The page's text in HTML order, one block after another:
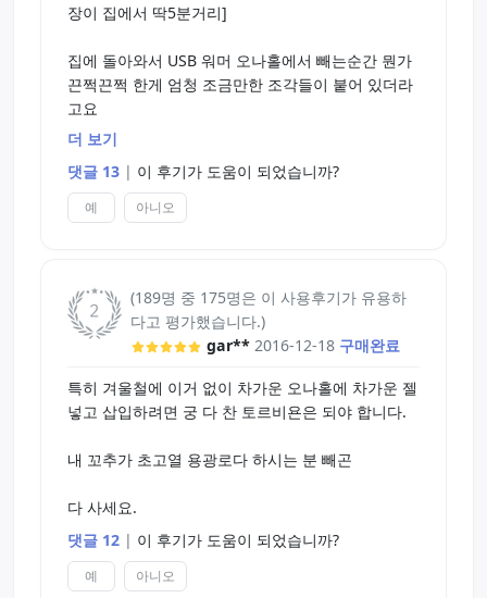
장이 집에서 딱5분거리]
집에 돌아와서 USB 워머 오나홀에서 빼는순간 뭔가
끈쩍끈쩍 한게 엄청 조금만한 조각들이 붙어 있더라
고요
들이 붙었더라고요 왕복10분만에 녹아버린거죠...
"아 시발..." 하면서 오나홀 상태 살펴봤는데 안에 외
달아서 없어진 처럼 녹아 버렸더라고요...
Tip
1. 아이폰 유저는 아이폰 충전기에다가 하세요. 실험
2. 오나홀에 윤활제 넣고 워머 넣으면 오나홀 녹는거
방지 됩니다 [15분정도 넣어봤는데 오나홀 녹지는
않고 엄청 뜨거워 졌습니다]
더 보기
댓글 13 | 이 후기가 도움이 되었습니까?
예 아니오
(189명 중 175명은 이 사용후기가 유용하
다고 평가했습니다.)
gar** 2016-12-18 구매완료
특히 겨울철에 이거 없이 차가운 오나홀에 차가운 젤
넣고 삽입하려면 궁 다 찬 토르비욘은 되야 합니다.
내 꼬추가 초고열 용광로다 하시는 분 빼곤
다 사세요.
댓글 12 | 이 후기가 도움이 되었습니까?
예 아니오